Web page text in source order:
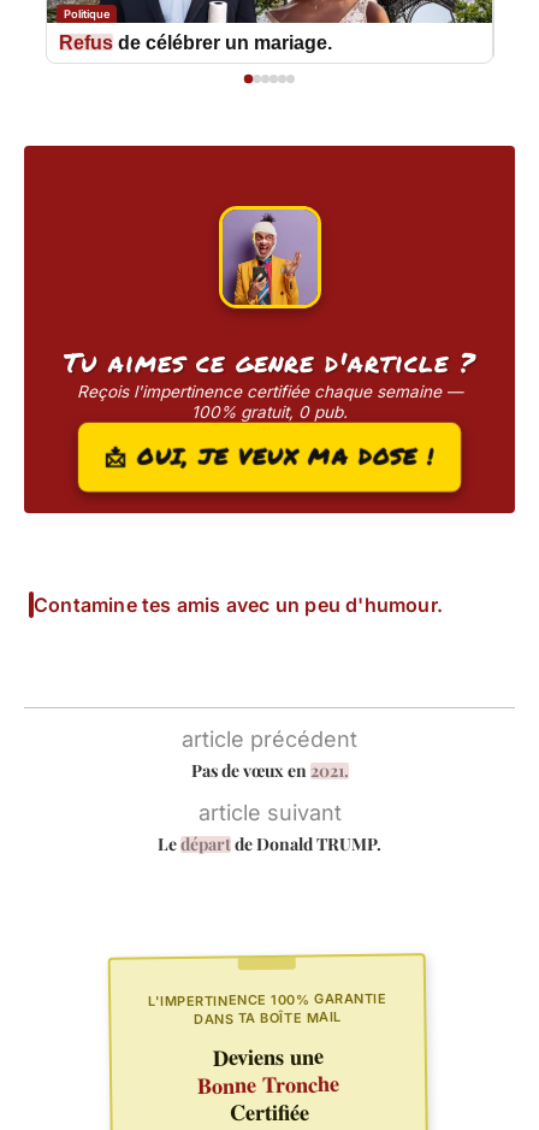
Politique
Refus de célébrer un mariage.
Tu aimes ce genre d'article ?
Reçois l'impertinence certifiée chaque semaine —
100% gratuit, 0 pub.
📩 OUI, JE VEUX MA DOSE !
Contamine tes amis avec un peu d'humour.
article précédent
Pas de vœux en2021.
article suivant
Ledépartde Donald TRUMP.
L'IMPERTINENCE 100% GARANTIE
DANS TA BOÎTE MAIL
Deviens une
Bonne Tronche
Certifiée